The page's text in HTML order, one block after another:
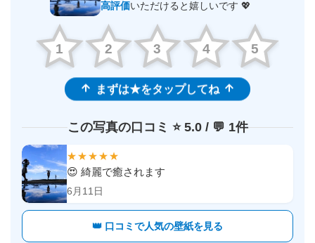
高評価いただけると嬉しいです 💖
1 2 3 4 5
まずは★をタップしてね
この写真の口コミ ⭐️ 5.0 / 💬 1件
★★★★★
😍 綺麗で癒されます
6月11日
👑 口コミで人気の壁紙を見る